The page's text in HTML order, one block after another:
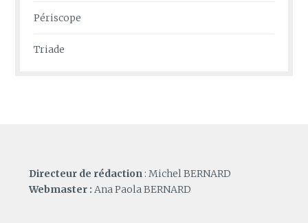
Périscope
Triade
Directeur de rédaction : Michel BERNARD
Webmaster : Ana Paola BERNARD